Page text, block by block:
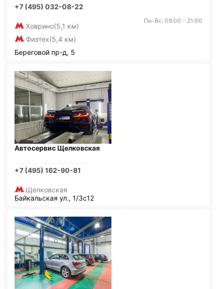
+7 (495) 032-08-22
Ховрино(5,1 км)
Физтех(5,4 км)
Пн-Вс: 09:00 - 21:00
Береговой пр-д, 5
Автосервис Щелковская
+7 (495) 162-90-81
Щелковская
Байкальская ул., 1/3с12